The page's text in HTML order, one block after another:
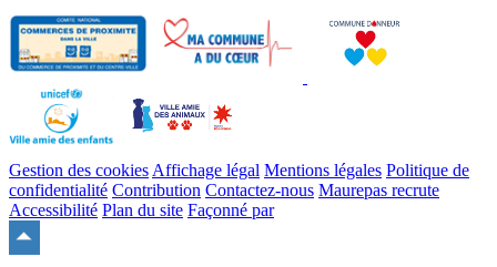
Gestion des cookies Affichage légal Mentions légales Politique de
confidentialité Contribution Contactez-nous Maurepas recrute
Accessibilité Plan du site Façonné par